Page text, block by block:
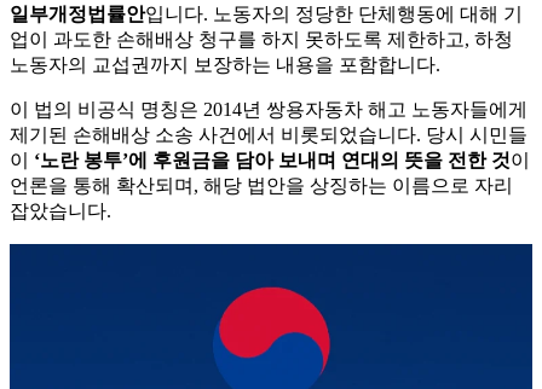
일부개정법률안입니다. 노동자의 정당한 단체행동에 대해 기
업이 과도한 손해배상 청구를 하지 못하도록 제한하고, 하청
노동자의 교섭권까지 보장하는 내용을 포함합니다.
이 법의 비공식 명칭은 2014년 쌍용자동차 해고 노동자들에게
제기된 손해배상 소송 사건에서 비롯되었습니다. 당시 시민들
이 ‘노란 봉투’에 후원금을 담아 보내며 연대의 뜻을 전한 것이
언론을 통해 확산되며, 해당 법안을 상징하는 이름으로 자리
잡았습니다.